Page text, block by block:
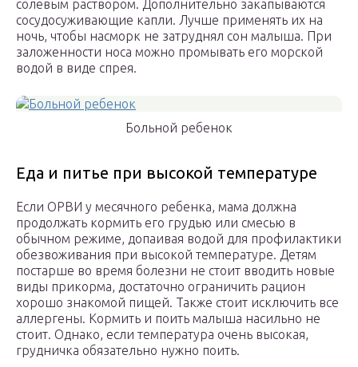
солевым раствором. Дополнительно закапываются
сосудосуживающие капли. Лучше применять их на
ночь, чтобы насморк не затруднял сон малыша. При
заложенности носа можно промывать его морской
водой в виде спрея.
Больной ребенок
Еда и питье при высокой температуре
Если ОРВИ у месячного ребенка, мама должна
продолжать кормить его грудью или смесью в
обычном режиме, допаивая водой для профилактики
обезвоживания при высокой температуре. Детям
постарше во время болезни не стоит вводить новые
виды прикорма, достаточно ограничить рацион
хорошо знакомой пищей. Также стоит исключить все
аллергены. Кормить и поить малыша насильно не
стоит. Однако, если температура очень высокая,
грудничка обязательно нужно поить.